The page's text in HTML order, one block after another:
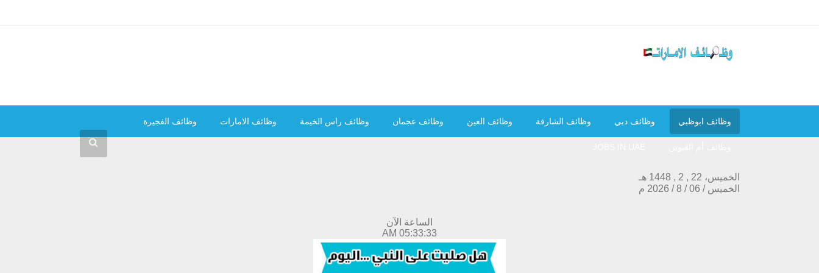
وظائف ابوظبي وظائف دبي وظائف الشارقة وظائف العين وظائف عجمان وظائف راس الخيمة وظائف الامارات وظائف الفجيرة
الخميس، 22 , 2 , 1448 هـ
الخميس /
06
/
8
/
2026 م
الساعة الآن
05:33:34 AM